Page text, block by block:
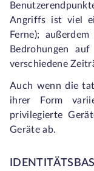
Angriffs ist viel
Ferne);
Bedrohungen
verschiedene
Auch wenn die
ihrer Form
privilegierte
Geräte ab.